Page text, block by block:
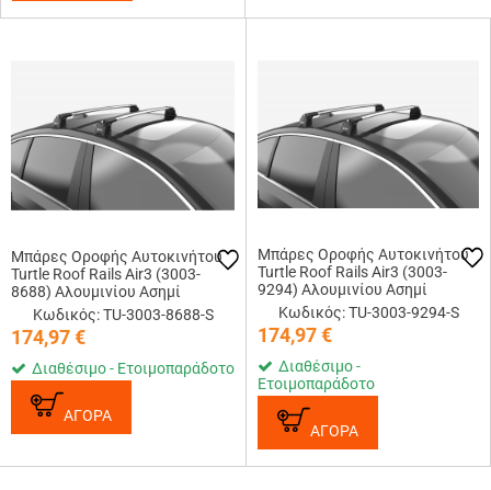
Μπάρες Οροφής Αυτοκινήτου
Turtle Roof Rails Air3 (3003-
8688) Αλουμινίου Ασημί
Κωδικός: TU-3003-8688-S
174,97€
Διαθέσιμο - Ετοιμοπαράδοτο
ΑΓΟΡΑ
Μπάρες Οροφής Αυτοκινήτου
Turtle Roof Rails Air3 (3003-
9294) Αλουμινίου Ασημί
Κωδικός: TU-3003-9294-S
174,97€
Διαθέσιμο -
Ετοιμοπαράδοτο
ΑΓΟΡΑ